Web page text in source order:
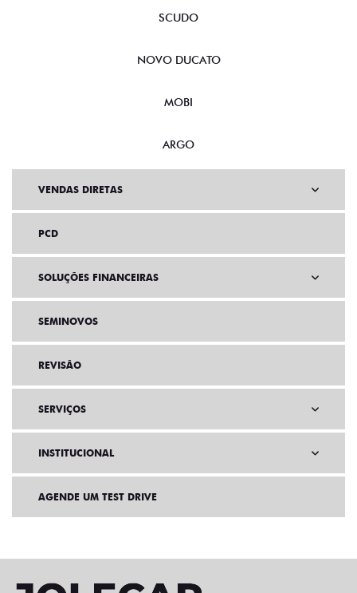
SCUDO
NOVO DUCATO
MOBI
ARGO
VENDAS DIRETAS
PCD
SOLUÇÕES FINANCEIRAS
SEMINOVOS
REVISÃO
SERVIÇOS
INSTITUCIONAL
AGENDE UM TEST DRIVE